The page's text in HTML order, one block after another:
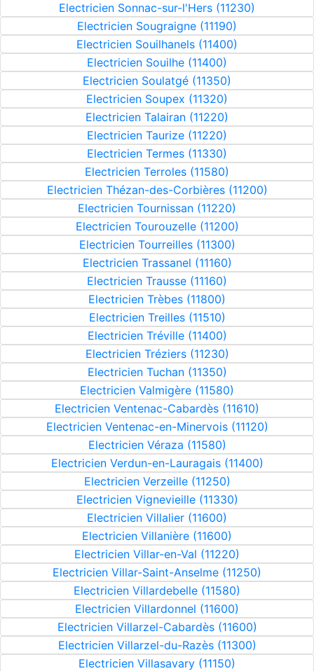
Electricien Sonnac-sur-l'Hers (11230)
Electricien Sougraigne (11190)
Electricien Souilhanels (11400)
Electricien Souilhe (11400)
Electricien Soulatgé (11350)
Electricien Soupex (11320)
Electricien Talairan (11220)
Electricien Taurize (11220)
Electricien Termes (11330)
Electricien Terroles (11580)
Electricien Thézan-des-Corbières (11200)
Electricien Tournissan (11220)
Electricien Tourouzelle (11200)
Electricien Tourreilles (11300)
Electricien Trassanel (11160)
Electricien Trausse (11160)
Electricien Trèbes (11800)
Electricien Treilles (11510)
Electricien Tréville (11400)
Electricien Tréziers (11230)
Electricien Tuchan (11350)
Electricien Valmigère (11580)
Electricien Ventenac-Cabardès (11610)
Electricien Ventenac-en-Minervois (11120)
Electricien Véraza (11580)
Electricien Verdun-en-Lauragais (11400)
Electricien Verzeille (11250)
Electricien Vignevieille (11330)
Electricien Villalier (11600)
Electricien Villanière (11600)
Electricien Villar-en-Val (11220)
Electricien Villar-Saint-Anselme (11250)
Electricien Villardebelle (11580)
Electricien Villardonnel (11600)
Electricien Villarzel-Cabardès (11600)
Electricien Villarzel-du-Razès (11300)
Electricien Villasavary (11150)